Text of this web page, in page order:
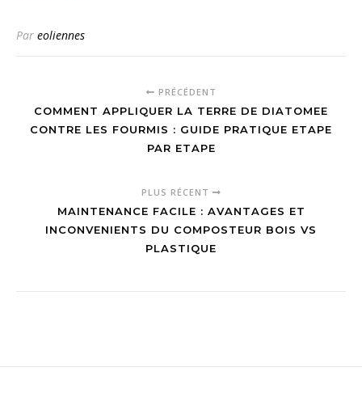
l’impact
Par eoliennes
PRÉCÉDENT
COMMENT APPLIQUER LA TERRE DE DIATOMEE
CONTRE LES FOURMIS : GUIDE PRATIQUE ETAPE
PAR ETAPE
PLUS RÉCENT
MAINTENANCE FACILE : AVANTAGES ET
INCONVENIENTS DU COMPOSTEUR BOIS VS
PLASTIQUE